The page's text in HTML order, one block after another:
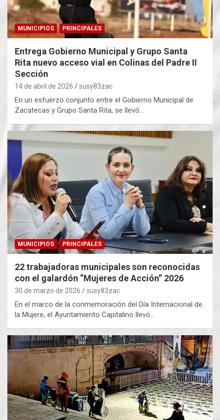
MUNICIPIOS PRINCIPALES
Entrega Gobierno Municipal y Grupo Santa
Rita nuevo acceso vial en Colinas del Padre II
Sección
14 de abril de 2026 susy83zac
En un esfuerzo conjunto entre el Gobierno Municipal de
Zacatecas y Grupo Santa Rita, se llevó…
MUNICIPIOS PRINCIPALES
22 trabajadoras municipales son reconocidas
con el galardón “Mujeres de Acción” 2026
30 de marzo de 2026 susy83zac
En el marco de la conmemoración del Día Internacional de
la Mujere, el Ayuntamiento Capitalino llevó…